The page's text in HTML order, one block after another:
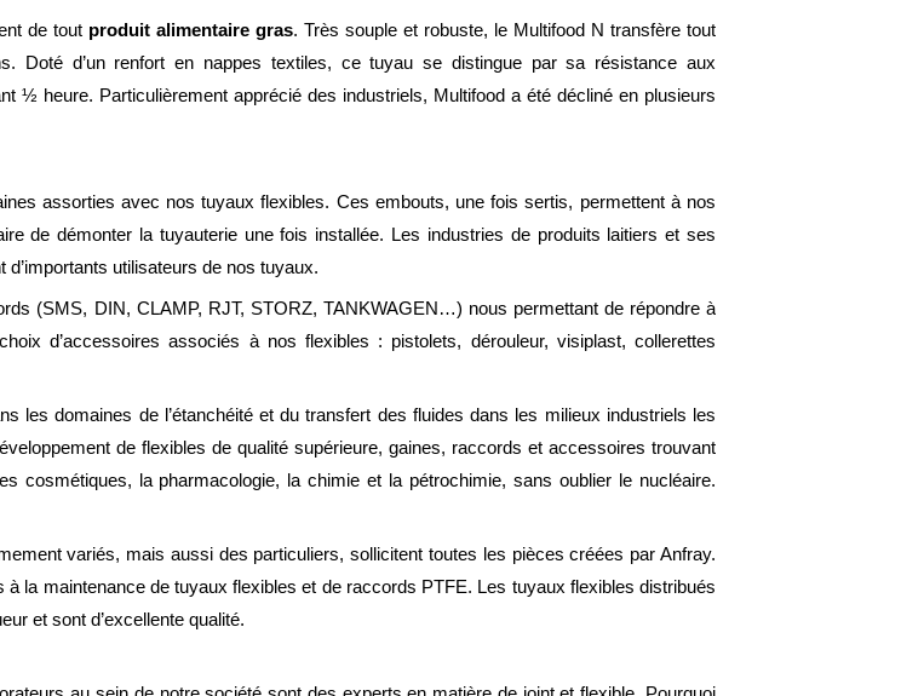
de tout produit alimentaire gras. Très souple et robuste, le Multifood N transfère tout
Doté d’un renfort en nappes textiles, ce tuyau se distingue par sa résistance aux
½ heure. Particulièrement apprécié des industriels, Multifood a été décliné en plusieurs
assorties avec nos tuyaux flexibles. Ces embouts, une fois sertis, permettent à nos
de démonter la tuyauterie une fois installée. Les industries de produits laitiers et ses
utilisateurs de nos tuyaux.
(SMS, DIN, CLAMP, RJT, STORZ, TANKWAGEN…) nous permettant de répondre à
d’accessoires associés à nos flexibles : pistolets, dérouleur, visiplast, collerettes
les domaines de l’étanchéité et du transfert des fluides dans les milieux industriels les
de flexibles de qualité supérieure, gaines, raccords et accessoires trouvant
cosmétiques, la pharmacologie, la chimie et la pétrochimie, sans oublier le nucléaire.
variés, mais aussi des particuliers, sollicitent toutes les pièces créées par Anfray.
la maintenance de tuyaux flexibles et de raccords PTFE. Les tuyaux flexibles distribués
et sont d’excellente qualité.